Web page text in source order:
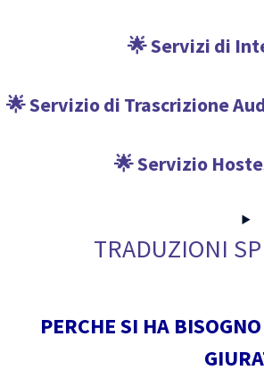
🌟 Servizi di
🌟 Servizio di Trascrizione
🌟 Servizio
TRADUZIONI
PERCHE SI HA